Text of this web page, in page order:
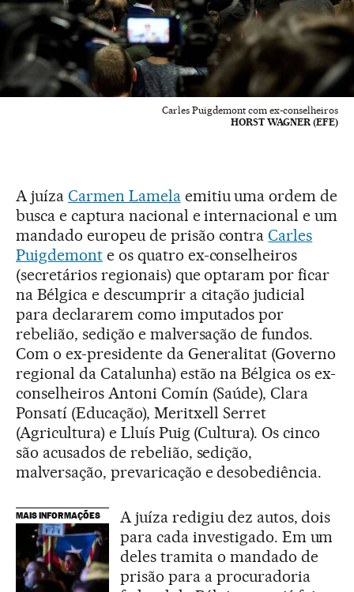
Carles Puigdemont com ex-conselheiros
HORST WAGNER (EFE)
A juíza Carmen Lamelaemitiu uma ordem de
busca e captura nacional e internacional e um
mandado europeu de prisão contraCarles
Puigdemonte os quatro ex-conselheiros
(secretários regionais) que optaram por ficar
na Bélgica e descumprir a citação judicial
para declararem como imputados por
rebelião, sedição e malversação de fundos.
Com o ex-presidente da Generalitat (Governo
regional da Catalunha) estão na Bélgica os ex-
conselheiros Antoni Comín (Saúde), Clara
Ponsatí (Educação), Meritxell Serret
(Agricultura) e Lluís Puig (Cultura). Os cinco
são acusados de rebelião, sedição,
malversação, prevaricação e desobediência.
MAIS INFORMAÇÕES
A juíza redigiu dez autos, dois
para cada investigado. Em um
deles tramita o mandado de
prisão para a procuradoria